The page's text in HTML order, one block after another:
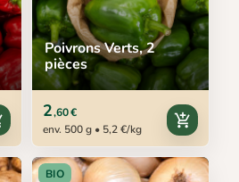
Poivrons Verts, 2
pièces
2,60 €
env. 500 g • 5,2 €/kg
add_shopping_cart
BIO